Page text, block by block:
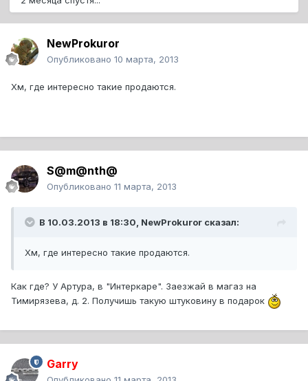
NewProkuror
Опубликовано 10 марта, 2013
Хм, где интересно такие продаются.
S@m@nth@
Опубликовано 11 марта, 2013
В 10.03.2013 в 18:30, NewProkuror сказал:
Хм, где интересно такие продаются.
Как где? У Артура, в "Интеркаре". Заезжай в магаз на
Тимирязева, д. 2. Получишь такую штуковину в подарок
Garry